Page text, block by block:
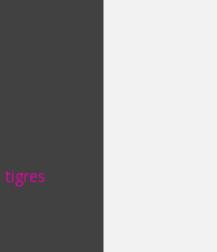
tigres